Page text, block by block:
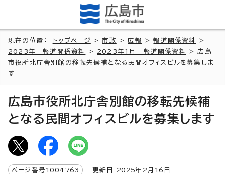
現在の位置： トップページ >市政 >広報 >報道関係資料
>
2023年 報道関係資料
> 2023年1月 報道関係資料
> 広島
市役所北庁舎別館の移転先候補となる民間オフィスビルを募集しま
す
広島市役所北庁舎別館の移転先候補
となる民間オフィスビルを募集します
ページ番号 1004763 更新日 2025年2月 16 日